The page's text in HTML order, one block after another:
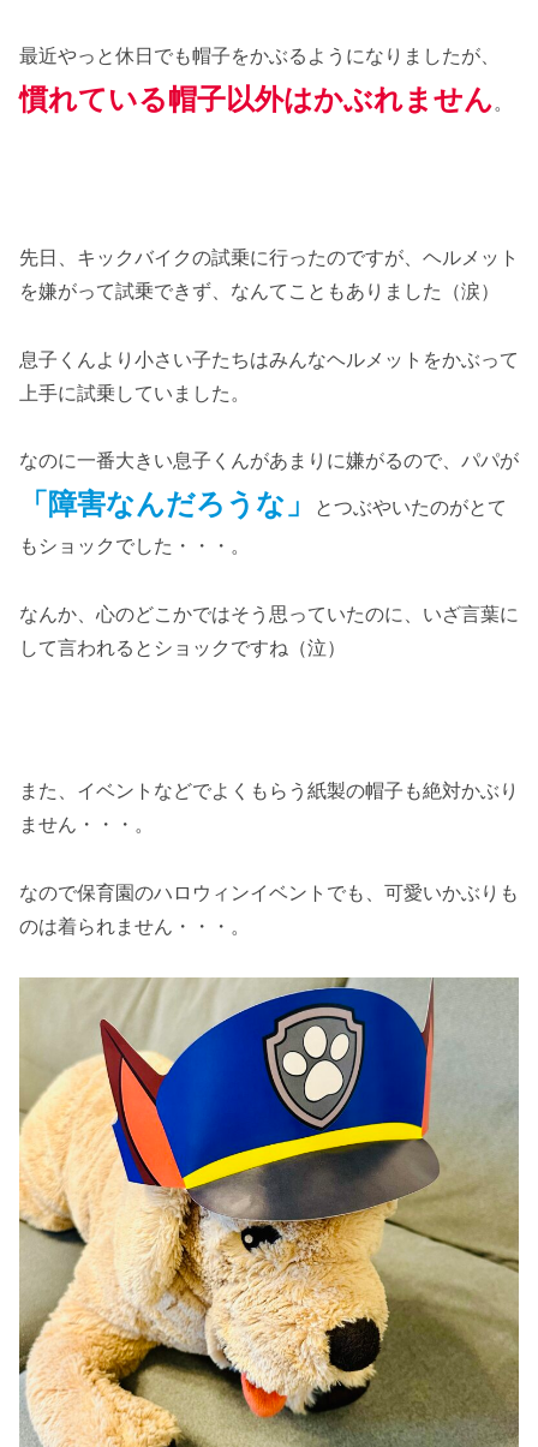
最近やっと休日でも帽子をかぶるようになりましたが、
慣れている帽子以外はかぶれません。
先日、キックバイクの試乗に行ったのですが、ヘルメット
を嫌がって試乗できず、なんてこともありました（涙）
息子くんより小さい子たちはみんなヘルメットをかぶって
上手に試乗していました。
なのに一番大きい息子くんがあまりに嫌がるので、パパが
「障害なんだろうな」
とつぶやいたのがとて
もショックでした・・・。
なんか、心のどこかではそう思っていたのに、いざ言葉に
して言われるとショックですね（泣）
また、イベントなどでよくもらう紙製の帽子も絶対かぶり
ません・・・。
なので保育園のハロウィンイベントでも、可愛いかぶりも
のは着られません・・・。